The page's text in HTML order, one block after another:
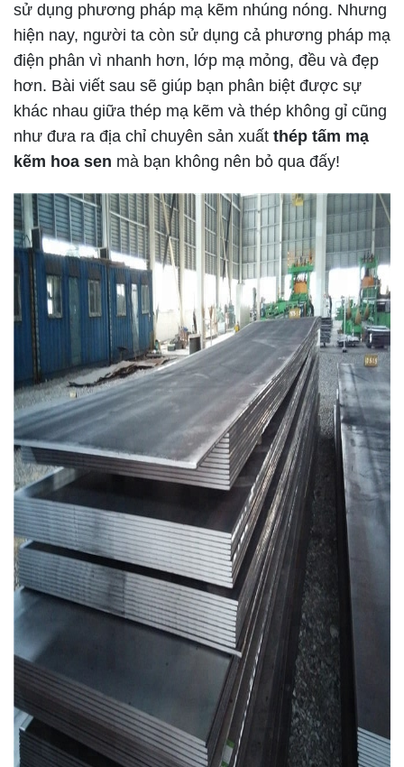
sử dụng phương pháp mạ kẽm nhúng nóng. Nhưng
hiện nay, người ta còn sử dụng cả phương pháp mạ
điện phân vì nhanh hơn, lớp mạ mỏng, đều và đẹp
hơn. Bài viết sau sẽ giúp bạn phân biệt được sự
khác nhau giữa thép mạ kẽm và thép không gỉ cũng
như đưa ra địa chỉ chuyên sản xuất thép tấm mạ
kẽm hoa sen mà bạn không nên bỏ qua đấy!